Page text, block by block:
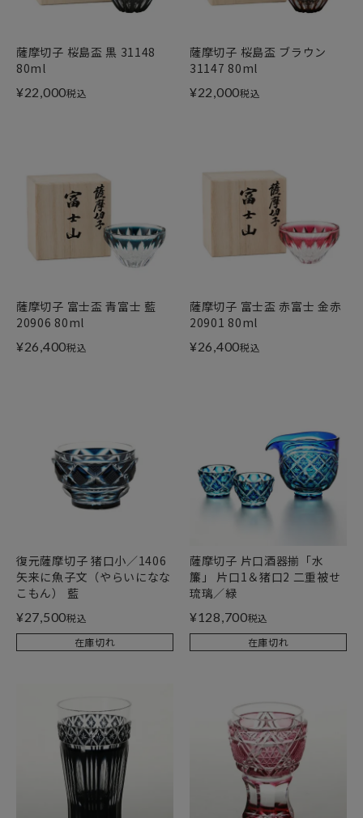
薩摩切子 桜島盃 黒 31148
80ml
¥22,000税込
薩摩切子 桜島盃 ブラウン
31147 80ml
¥22,000税込
薩摩切子 富士盃 青富士 藍
20906 80ml
¥26,400税込
薩摩切子 富士盃 赤富士 金赤
20901 80ml
¥26,400税込
復元薩摩切子 猪口小／1406
矢来に魚子文（やらいになな
こもん） 藍
¥27,500税込
在庫切れ
薩摩切子 片口酒器揃「水
簾」 片口1＆猪口2 二重被せ
琉璃／緑
¥128,700税込
在庫切れ